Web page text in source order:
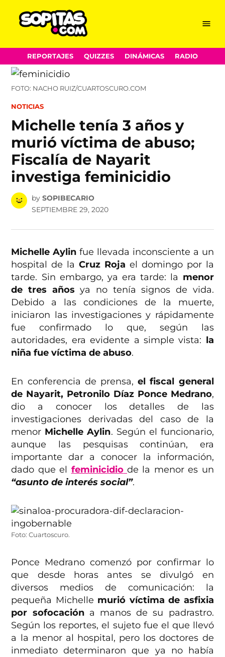
Skip
to
content
Menu
REPORTAJES QUIZZES DINÁMICAS RADIO
FOTO: NACHO RUIZ/CUARTOSCURO.COM
POSTED
NOTICIAS
Michelle tenía 3 años y
murió víctima de abuso;
Fiscalía de Nayarit
investiga feminicidio
by SOPIBECARIO
SEPTIEMBRE 29, 2020
Michelle Aylin fue llevada inconsciente a un
hospital de laCruz Roja el domingo por la
tarde. Sin embargo, ya era tarde: la menor
de tres años ya no tenía signos de vida.
Debido a las condiciones de la muerte,
iniciaron las investigaciones y rápidamente
fue confirmado lo que, según las
autoridades, era evidente a simple vista: la
niña fue víctima de abuso.
En conferencia de prensa,el fiscal general
de Nayarit, Petronilo Díaz Ponce Medrano,
dio a conocer los detalles de las
investigaciones derivadas del caso de la
menor Michelle Aylin. Según el funcionario,
aunque las pesquisas continúan, era
importante dar a conocer la información,
dado que el feminicidio de la menor es un
“asunto de interés social”.
Foto: Cuartoscuro.
Ponce Medrano comenzó por confirmar lo
que desde horas antes se divulgó en
diversos medios de comunicación: la
pequeña Michelle murió víctima de asfixia
por sofocacióna manos de su padrastro.
Según los reportes, el sujeto fue el que llevó
a la menor al hospital, pero los doctores de
inmediato determinaron que ya no había